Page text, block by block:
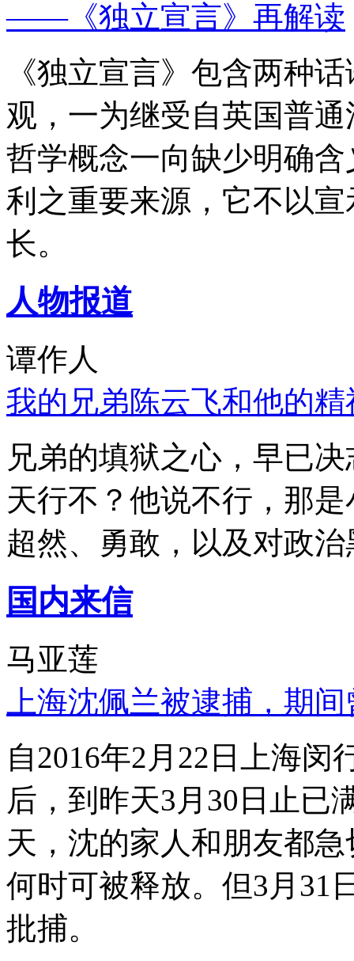
——《独立宣言》再解读
《独立宣言》包含两种
观，一为继受自英国普
哲学概念一向缺少明确
利之重要来源，它不以
长。
人物报道
谭作人
我的兄弟陈云飞和他的
兄弟的填狱之心，早已
天行不？他说不行，那
超然、勇敢，以及对政
国内来信
马亚莲
上海沈佩兰被逮捕，期
自2016年2月22日上海
后，到昨天3月30日止已
天，沈的家人和朋友都
何时可被释放。但3月31
批捕。